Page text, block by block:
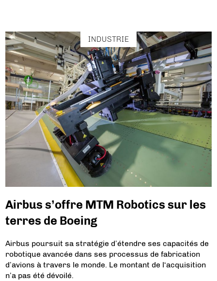
INDUSTRIE
Airbus s’offre MTM Robotics sur les
terres de Boeing
Airbus poursuit sa stratégie d’étendre ses capacités de
robotique avancée dans ses processus de fabrication
d’avions à travers le monde. Le montant de l‘acquisition
n’a pas été dévoilé.